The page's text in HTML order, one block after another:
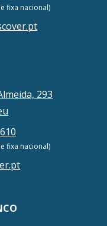
fixa nacional)
293
fixa nacional)